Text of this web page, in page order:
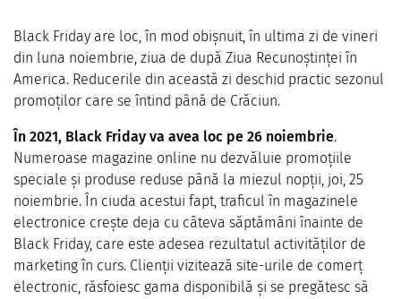
Black Friday are loc, în mod obișnuit, în ultima zi de vineri
din luna noiembrie, ziua de după Ziua Recunoștinței în
America. Reducerile din această zi deschid practic sezonul
promoților care se întind până de Crăciun.
În 2021, Black Friday va avea loc pe 26 noiembrie.
Numeroase magazine online nu dezvăluie promoțiile
speciale și produse reduse până la miezul nopții, joi, 25
noiembrie. În ciuda acestui fapt, traficul în magazinele
electronice crește deja cu câteva săptămâni înainte de
Black Friday, care este adesea rezultatul activităților de
marketing în curs. Clienții vizitează site-urile de comerț
electronic, răsfoiesc gama disponibilă și se pregătesc să